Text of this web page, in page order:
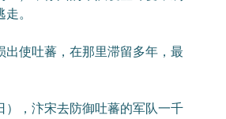
。
使吐蕃，在那里滞留多年，最
，汴宋去防御吐蕃的军队一千